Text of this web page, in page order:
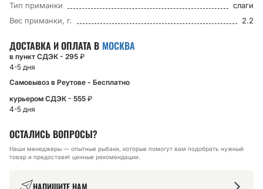
Тип приманки
слаги
Вес приманки, г.
2.2
ДОСТАВКА И ОПЛАТА В МОСКВА
в пункт СДЭК - 295 ₽
4-5 дня
Самовывоз в Реутове - Бесплатно
курьером СДЭК - 555 ₽
4-5 дня
ОСТАЛИСЬ ВОПРОСЫ?
Наши менеджеры — опытные рыбаки, которые помогут вам подобрать нужный
товар и предоставят ценные рекомендации.
НАПИШИТЕ НАМ